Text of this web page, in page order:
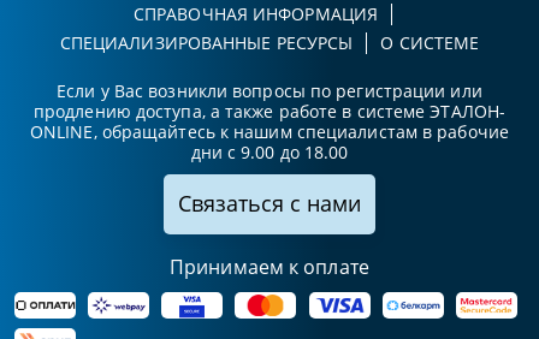
СПРАВОЧНАЯ ИНФОРМАЦИЯ
СПЕЦИАЛИЗИРОВАННЫЕ РЕСУРСЫ
О СИСТЕМЕ
Если у Вас возникли вопросы по регистрации или
продлению доступа, а также работе в системе ЭТАЛОН-
ONLINE, обращайтесь к нашим специалистам в рабочие
дни с 9.00 до 18.00
Связаться с нами
Принимаем к оплате